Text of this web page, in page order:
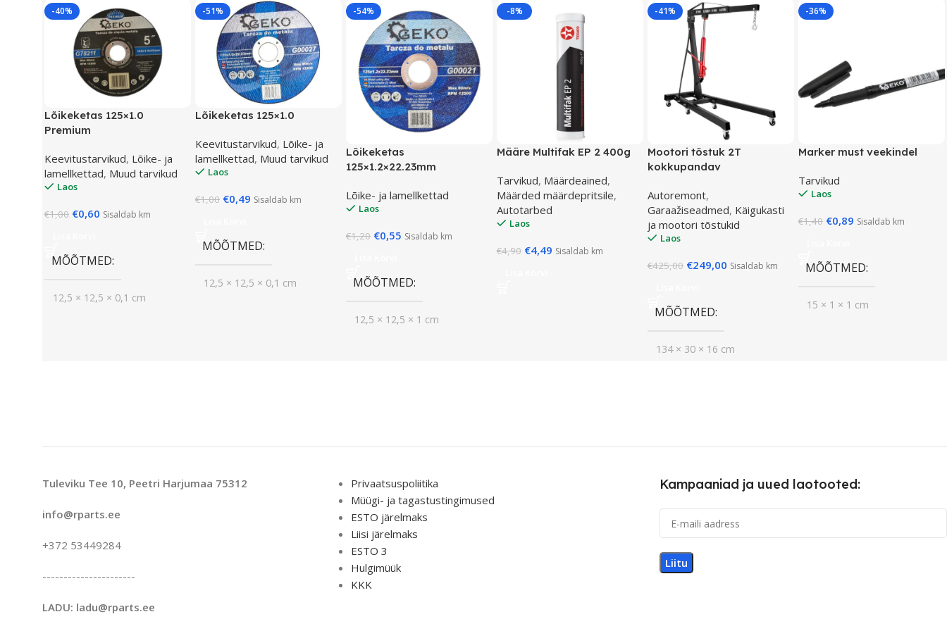
-40%
Lõikeketas 125×1.0
Premium
Keevitustarvikud, Lõike- ja
lamellkettad, Muud tarvikud
Laos
€1,00 €0,60 Sisaldab km
MÕÕTMED
12,5 × 12,5 × 0,1 cm
-51%
Lõikeketas 125×1.0
Keevitustarvikud, Lõike- ja
lamellkettad, Muud tarvikud
Laos
€1,00 €0,49 Sisaldab km
MÕÕTMED
12,5 × 12,5 × 0,1 cm
-54%
Lõikeketas
125×1.2×22.23mm
Lõike- ja lamellkettad
Laos
€1,20 €0,55 Sisaldab km
MÕÕTMED
12,5 × 12,5 × 1 cm
-8%
Määre Multifak EP 2 400g
Tarvikud, Määrdeained,
Määrded määrdepritsile,
Autotarbed
Laos
€4,90 €4,49 Sisaldab km
-41%
Mootori tõstuk 2T
kokkupandav
Autoremont,
Garaažiseadmed, Käigukasti
ja mootori tõstukid
Laos
€425,00 €249,00 Sisaldab km
MÕÕTMED
134 × 30 × 16 cm
-36%
Marker must veekindel
Tarvikud
Laos
€1,40 €0,89 Sisaldab km
MÕÕTMED
15 × 1 × 1 cm
Tuleviku Tee 10, Peetri Harjumaa 75312
info@rparts.ee
+372 53449284
----------------------
LADU: ladu@rparts.ee
Privaatsuspoliitika
Müügi- ja tagastustingimused
ESTO järelmaks
Liisi järelmaks
ESTO 3
Hulgimüük
KKK
Kampaaniad ja uued laotooted: